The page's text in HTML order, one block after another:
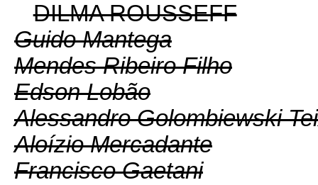
DILMA ROUSSEFF
Guido Mantega
Mendes Ribeiro Filho
Edson Lobão
Alessandro Golombiewski
Aloízio Mercadante
Francisco Gaetani